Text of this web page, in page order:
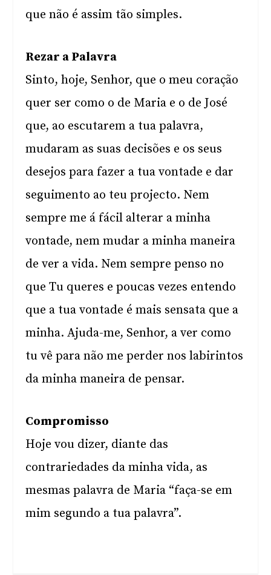
que não é assim tão simples.
Rezar a Palavra
Sinto, hoje, Senhor, que o meu coração
quer ser como o de Maria e o de José
que, ao escutarem a tua palavra,
mudaram as suas decisões e os seus
desejos para fazer a tua vontade e dar
seguimento ao teu projecto. Nem
sempre me á fácil alterar a minha
vontade, nem mudar a minha maneira
de ver a vida. Nem sempre penso no
que Tu queres e poucas vezes entendo
que a tua vontade é mais sensata que a
minha. Ajuda-me, Senhor, a ver como
tu vê para não me perder nos labirintos
da minha maneira de pensar.
Compromisso
Hoje vou dizer, diante das
contrariedades da minha vida, as
mesmas palavra de Maria “faça-se em
mim segundo a tua palavra”.